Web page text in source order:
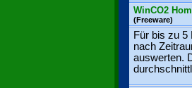
WinCO2
(Freeware)
Für bis zu 5
nach
auswerten.